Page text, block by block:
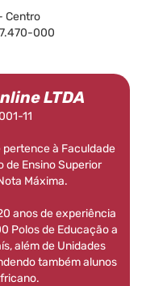
Centro
000
LTDA
11
pertence à Faculdade
de Ensino Superior
Máxima.
anos de experiência
Polos de Educação a
além de Unidades
também alunos